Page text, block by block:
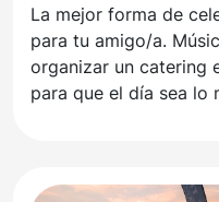
La mejor forma de
para tu amigo/a.
organizar un catering
para que el día sea lo